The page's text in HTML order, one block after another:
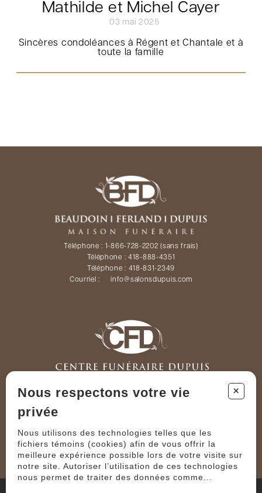
Mathilde et Michel Cayer
03 mai 2025
Sincères condoléances à Régent et Chantale et à
toute la famille
Téléphone : 1-866-728-2202 (sans frais)
Téléphone : 418-888-4351
Téléphone : 418-831-2349
Courriel :
info@salonsdupuis.com
Téléphone :
819 879-2424
Courriel :info@salonsdupuis.com
Nous respectons votre vie
privée
+
Nous utilisons des technologies telles que les
fichiers témoins (cookies) afin de vous offrir la
meilleure expérience possible lors de votre visite sur
notre site. Autoriser l’utilisation de ces technologies
nous permet de traiter des données comme...